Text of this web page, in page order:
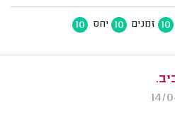
10 זמנים 10 יחס 10